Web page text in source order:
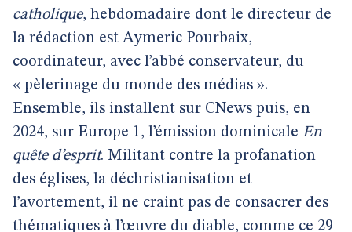
catholique, hebdomadaire dont le directeur de
la rédaction est Aymeric Pourbaix,
coordinateur, avec l’abbé conservateur, du
« pèlerinage du monde des médias ».
Ensemble, ils installent sur CNews puis, en
2024, sur Europe 1, l’émission dominicale En
quête d’esprit. Militant contre la profanation
des églises, la déchristianisation et
l’avortement, il ne craint pas de consacrer des
thématiques à l’œuvre du diable, comme ce 29